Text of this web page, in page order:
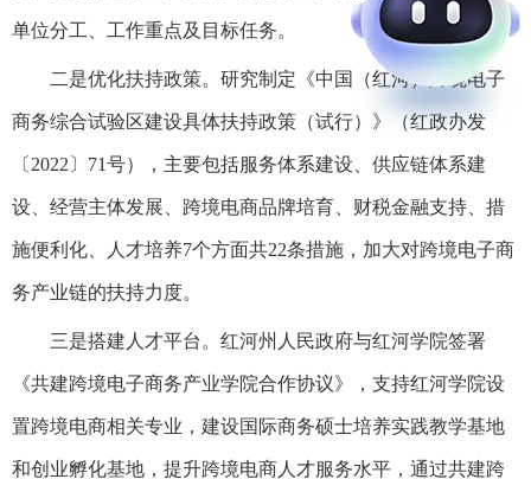
单位分工、工作重点及目标任务。
二是优化扶持政策。研究制定《中国（红河）跨境电子
商务综合试验区建设具体扶持政策（试行）》（红政办发
〔2022〕71号），主要包括服务体系建设、供应链体系建
设、经营主体发展、跨境电商品牌培育、财税金融支持、措
施便利化、人才培养7个方面共22条措施，加大对跨境电子商
务产业链的扶持力度。
三是搭建人才平台。红河州人民政府与红河学院签署
《共建跨境电子商务产业学院合作协议》，支持红河学院设
置跨境电商相关专业，建设国际商务硕士培养实践教学基地
和创业孵化基地，提升跨境电商人才服务水平，通过共建跨